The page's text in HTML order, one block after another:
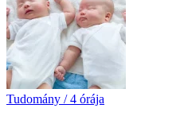
Tudomány / 4 órája